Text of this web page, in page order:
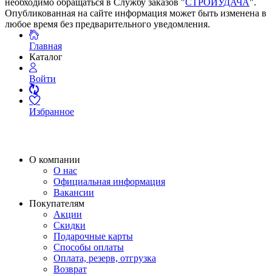
необходимо обращаться в Службу заказов "СТРОЙУДАЧА".
Опубликованная на сайте информация может быть изменена в
любое время без предварительного уведомления.
Главная
Каталог
Войти
Избранное
О компании
О нас
Официальная информация
Вакансии
Покупателям
Акции
Скидки
Подарочные карты
Способы оплаты
Оплата, резерв, отгрузка
Возврат